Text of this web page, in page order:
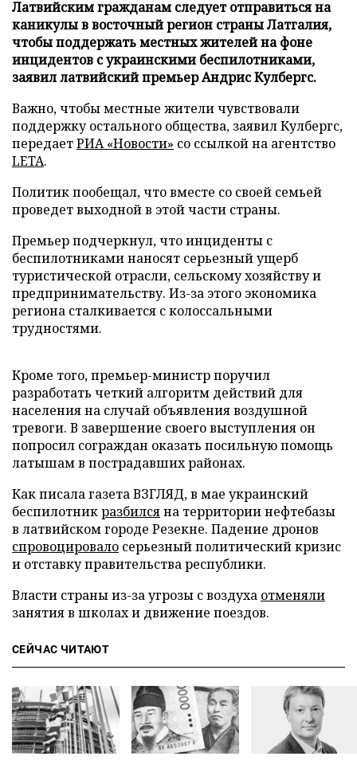
Латвийским гражданам следует отправиться на
каникулы в восточный регион страны Латгалия,
чтобы поддержать местных жителей на фоне
инцидентов с украинскими беспилотниками,
заявил латвийский премьер Андрис Кулбергс.
Важно, чтобы местные жители чувствовали
поддержку остального общества, заявил Кулбергс,
передаетРИА «Новости» со ссылкой на агентство
LETA.
Политик пообещал, что вместе со своей семьей
проведет выходной в этой части страны.
Премьер подчеркнул, что инциденты с
беспилотниками наносят серьезный ущерб
туристической отрасли, сельскому хозяйству и
предпринимательству. Из-за этого экономика
региона сталкивается с колоссальными
трудностями.
Кроме того, премьер-министр поручил
разработать четкий алгоритм действий для
населения на случай объявления воздушной
тревоги. В завершение своего выступления он
попросил сограждан оказать посильную помощь
латышам в пострадавших районах.
Как писала газета ВЗГЛЯД, в мае украинский
беспилотникразбилсяна территории нефтебазы
в латвийском городе Резекне. Падение дронов
спровоцировало серьезный политический кризис
и отставку правительства республики.
Власти страны из-за угрозы с воздуха отменяли
занятия в школах и движение поездов.
СЕЙЧАС ЧИТАЮТ